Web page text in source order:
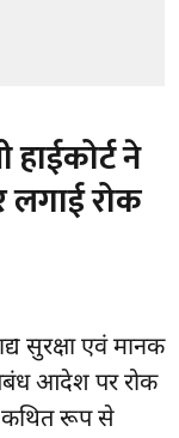
ने
रोक
सुरक्षा एवं मानक
आदेश पर रोक
कथित रूप से